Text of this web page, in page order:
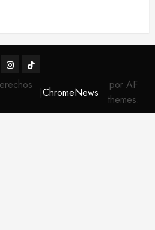
Instagram
TikTok
|ChromeNews
por AF
themes.